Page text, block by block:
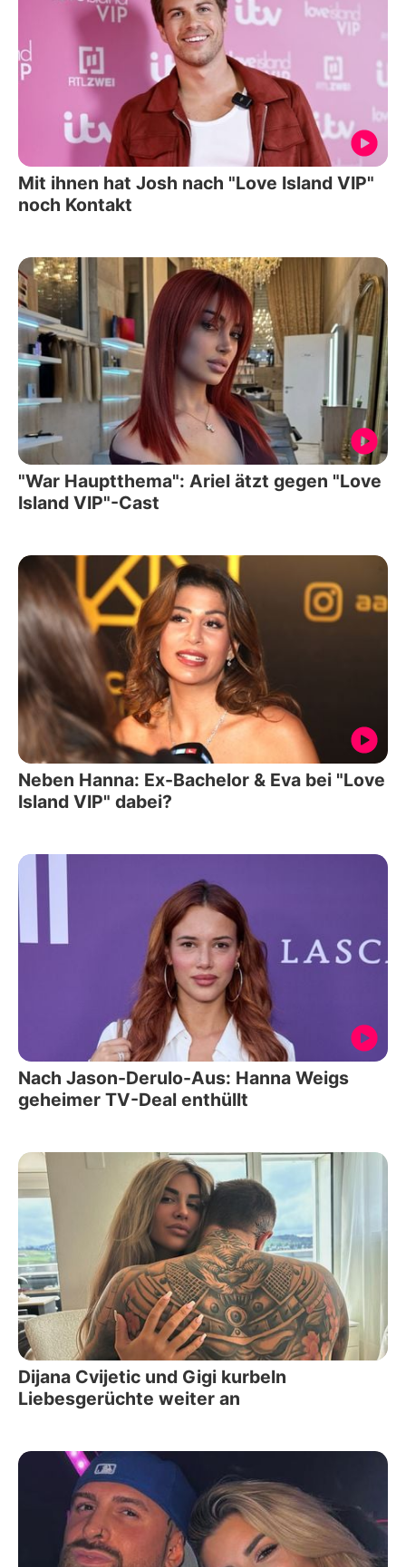
Mit ihnen hat Josh nach "Love Island VIP"
noch Kontakt
"War Hauptthema": Ariel ätzt gegen "Love
Island VIP"-Cast
Neben Hanna: Ex-Bachelor & Eva bei "Love
Island VIP" dabei?
Nach Jason-Derulo-Aus: Hanna Weigs
geheimer TV-Deal enthüllt
Dijana Cvijetic und Gigi kurbeln
Liebesgerüchte weiter an